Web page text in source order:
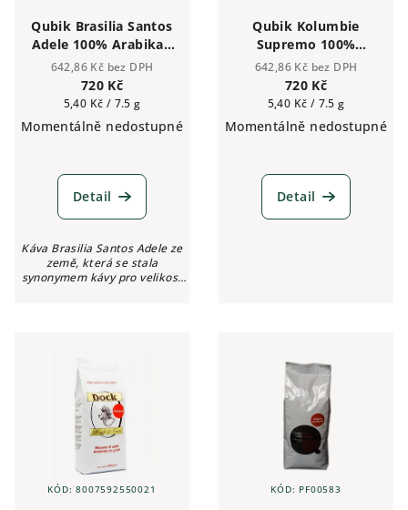
Qubik Brasilia Santos
Adele 100% Arabika -
zrnková káva 1 kg
642,86 Kč bez DPH
720 Kč
Měrná
cena:
5,40 Kč / 7.5 g
Momentálně nedostupné
Detail
Káva Brasilia Santos Adele ze
země, která se stala
synonymem kávy pro velikost
Qubik Kolumbie
Supremo 100%
Arabika - zrnková
káva 1 kg
642,86 Kč bez DPH
720 Kč
Měrná
cena:
5,40 Kč / 7.5 g
Momentálně nedostupné
Detail
KÓD:8007592550021 KÓD: PF00583